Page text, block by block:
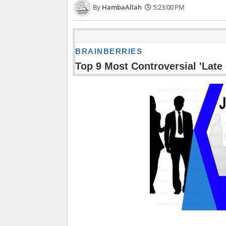
HambaAllah 5:23:00 PM